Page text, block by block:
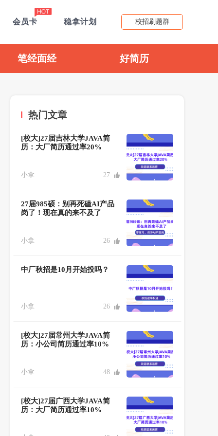
会员卡 稳拿计划 校招刷题群
笔经面经 好简历
热门文章
[校大]27届吉林大学JAVA简
历：大厂简历通过率20%
小拿 27
27届985硕：别再死磕AI产品
岗了！现在真的来不及了
小拿 26
中厂秋招是10月开始投吗？
小拿 26
[校大]27届常州大学JAVA简
历：小公司简历通过率10%
小拿 48
[校大]27届广西大学JAVA简
历：大厂简历通过率10%